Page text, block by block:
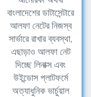
বাংলাদেশের ডাটাসেন্টারে
আলফা নেটের নিজস্ব
সার্ভারে রাখার ব্যবস্থা,
এছাড়াও আলফা নেট
দিচ্ছে লিনাক্স এবং
উইন্ডোস প্লাটফর্মে
অত্যাধুনিক ভার্চুয়াল